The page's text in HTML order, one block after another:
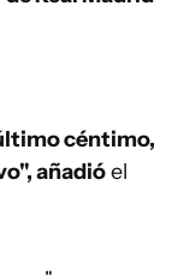
céntimo,
añadióel